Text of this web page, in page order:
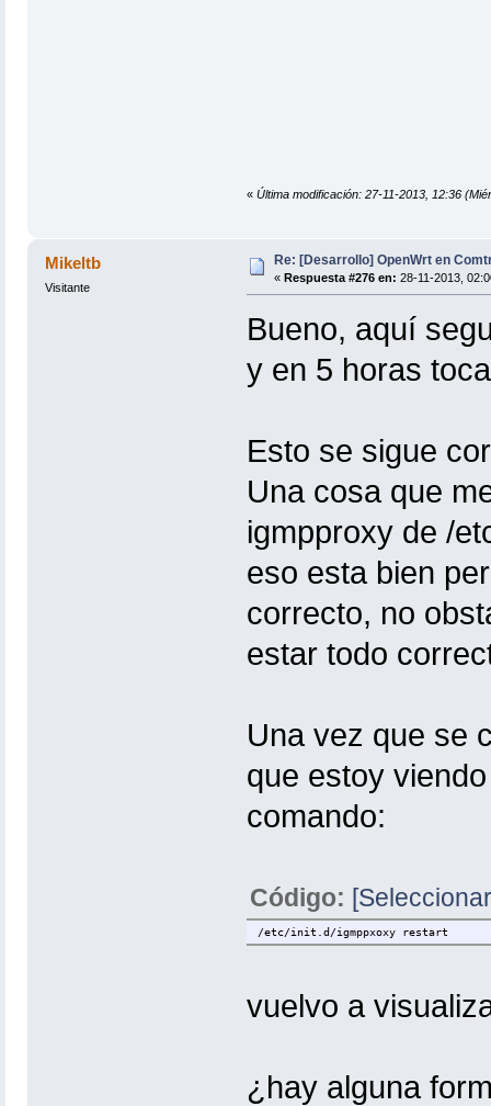
« Última modificación: 27-11-2013, 12:36
Mikeltb
Visitante
Re: [Desarrollo] OpenWrt en
« Respuesta #276 en: 28-11-2013,
Bueno, aquí
y en 5 horas
Esto se sigue
Una cosa que
igmpproxy de /
eso esta bien
correcto, no
estar todo
Una vez que se
que estoy
comando:
Código:
/etc/init.d/igmppxoxy restart
vuelvo a
¿hay alguna